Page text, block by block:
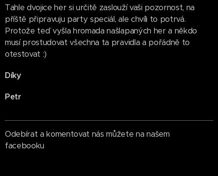
Tahle dvojice her si určitě zaslouží vaši pozornost, na
příště připravuju party speciál, ale chvíli to potrvá.
Protože teď vyšla hromada našlapaných her a někdo
musí prostudovat všechna ta pravidla a pořádně to
otestovat :)
Díky
Petr
Odebírat a komentovat nás můžete na našem
facebooku